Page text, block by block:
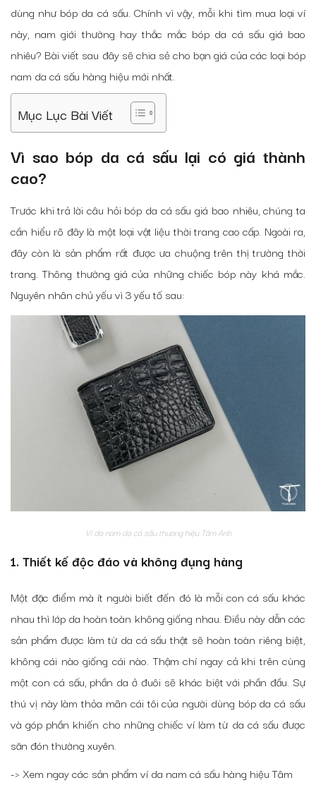
dùng như bóp da cá sấu. Chính vì vậy, mỗi khi tìm mua loại ví
này, nam giới thường hay thắc mắc bóp da cá sấu giá bao
nhiêu? Bài viết sau đây sẽ chia sẻ cho bạn giá của các loại bóp
nam da cá sấu hàng hiệu mới nhất.
Mục Lục Bài Viết
Vì sao bóp da cá sấu lại có giá thành
cao?
Trước khi trả lời câu hỏi bóp da cá sấu giá bao nhiêu, chúng ta
cần hiểu rõ đây là một loại vật liệu thời trang cao cấp. Ngoài ra,
đây còn là sản phẩm rất được ưa chuộng trên thị trường thời
trang. Thông thường giá của những chiếc bóp này khá mắc.
Nguyên nhân chủ yếu vì 3 yếu tố sau:
Ví da nam da cá sấu thương hiệu Tâm Anh
1. Thiết kế độc đáo và không đụng hàng
Một đặc điểm mà ít người biết đến đó là mỗi con cá sấu khác
nhau thì lớp da hoàn toàn không giống nhau. Điều này dẫn các
sản phẩm được làm từ da cá sấu thật sẽ hoàn toàn riêng biệt,
không cái nào giống cái nào. Thậm chí ngay cả khi trên cùng
một con cá sấu, phần da ở đuôi sẽ khác biệt với phần đầu. Sự
thú vị này làm thỏa mãn cái tôi của người dùng bóp da cá sấu
và góp phần khiến cho những chiếc ví làm từ da cá sấu được
săn đón thường xuyên.
-> Xem ngay các sản phẩm ví da nam cá sấu hàng hiệu Tâm